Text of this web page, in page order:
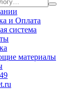
и Оплата
система
материалы